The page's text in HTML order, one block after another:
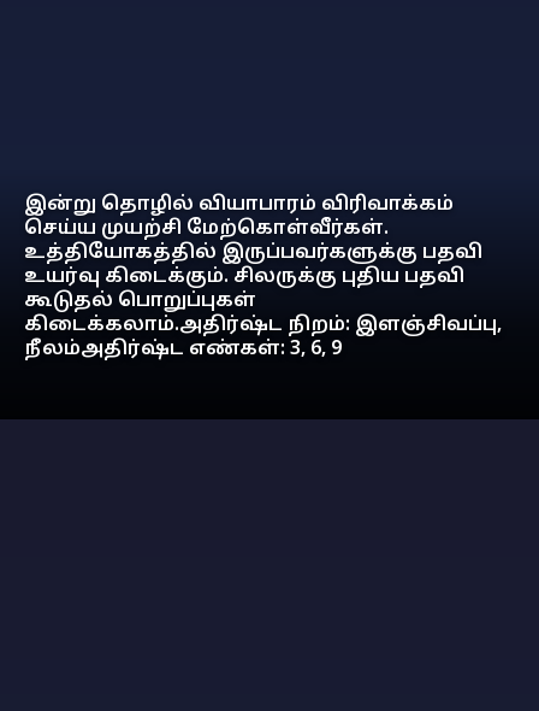
இன்று தொழில் வியாபாரம் விரிவாக்கம்
செய்ய முயற்சி மேற்கொள்வீர்கள்.
உத்தியோகத்தில் இருப்பவர்களுக்கு பதவி
உயர்வு கிடைக்கும். சிலருக்கு புதிய பதவி
கூடுதல் பொறுப்புகள்
கிடைக்கலாம்.அதிர்ஷ்ட நிறம்: இளஞ்சிவப்பு,
நீலம்அதிர்ஷ்ட எண்கள்: 3, 6, 9